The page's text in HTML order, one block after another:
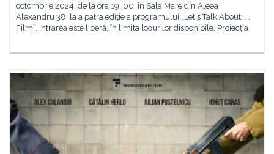
octombrie 2024, de la ora 19. 00, în Sala Mare din Aleea
Alexandru 38, la a patra ediție a programului „Let's Talk About. . .
Film”. Intrarea este liberă, în limita locurilor disponibile. Proiecția